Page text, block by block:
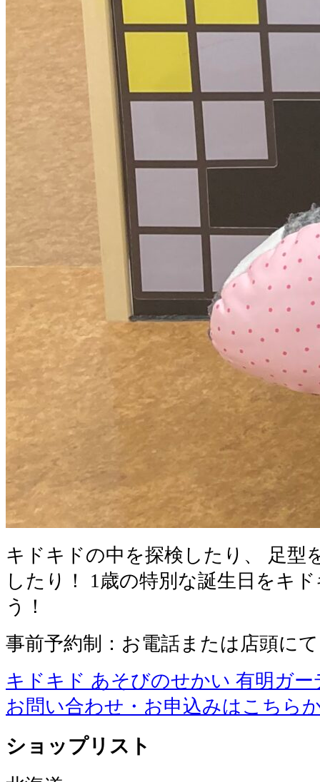
キドキドの中を探検したり、 足型
したり！ 1歳の特別な誕生日をキ
う！
事前予約制：お電話または店頭に
キドキド あそびのせかい 有明ガー
お問い合わせ・お申込みはこちら
ショップリスト